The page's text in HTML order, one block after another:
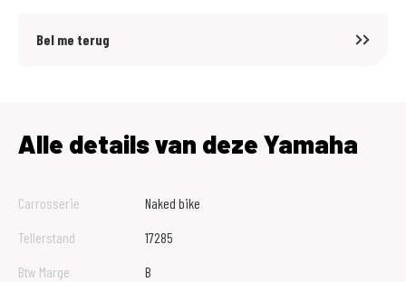
Bel me terug
Alle details van deze Yamaha
Carrosserie
Naked bike
Tellerstand
17285
Btw Marge
B